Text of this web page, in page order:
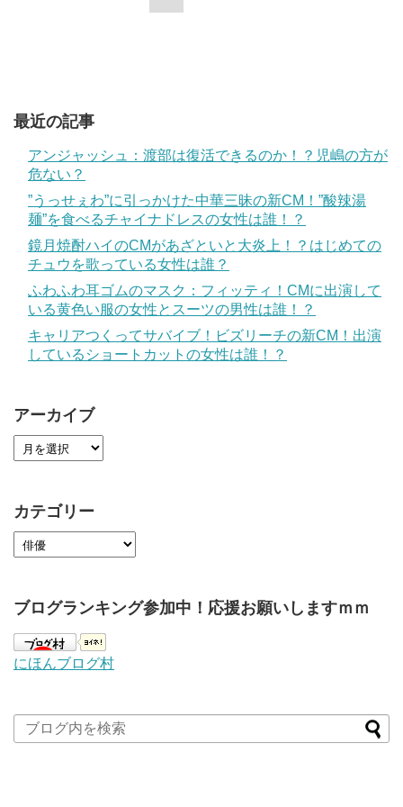
最近の記事
アンジャッシュ：渡部は復活できるのか！？児嶋の方が
危ない？
”うっせぇわ”に引っかけた中華三昧の新CM！”酸辣湯
麺”を食べるチャイナドレスの女性は誰！？
鏡月焼酎ハイのCMがあざといと大炎上！？はじめての
チュウを歌っている女性は誰？
ふわふわ耳ゴムのマスク：フィッティ！CMに出演して
いる黄色い服の女性とスーツの男性は誰！？
キャリアつくってサバイブ！ビズリーチの新CM！出演
しているショートカットの女性は誰！？
アーカイブ
カテゴリー
ブログランキング参加中！応援お願いしますｍｍ
にほんブログ村